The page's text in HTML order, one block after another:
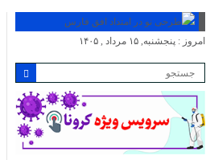
امروز : پنجشنبه, ۱۵ مرداد , ۱۴۰۵